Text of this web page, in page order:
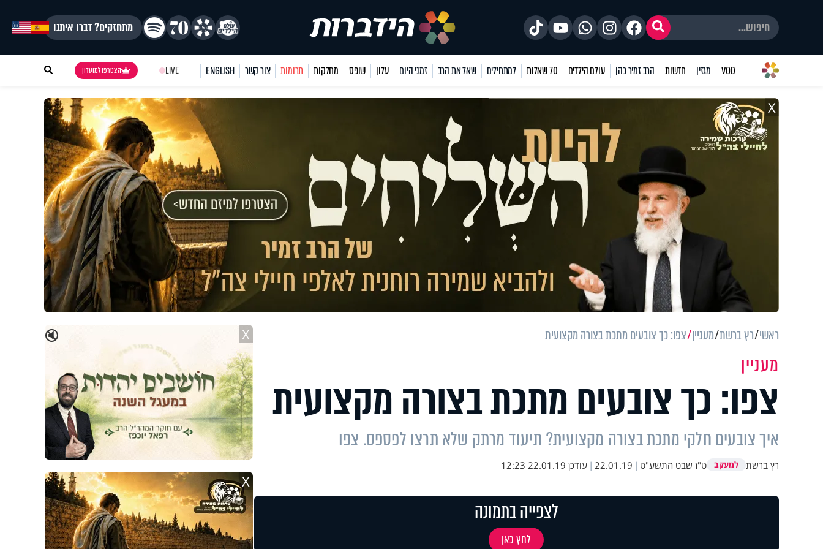
מתחזקים? דברו איתנו
VOD מגזין חדשות הרב זמיר כהן עולם הילדים 70 שאלות למתחילים שאל את הרב זמני היום עלון שופס מחלקות תרומות צור קשר ENGLISH
LIVE הצטרפו למועדון
X
ראשי רץ ברשת מעניין צפו: כך צובעים מתכת בצורה מקצועית
מעניין
צפו: כך צובעים מתכת בצורה מקצועית
איך צובעים חלקי מתכת בצורה מקצועית? תיעוד מרתק שלא תרצו לפספס. צפו
רץ ברשת למעקב ט"ז שבט התשע"ט |
22.01.19
| עודכן 22.01.19 12:23
לצפייה בתמונה
לחץ כאן
🔇 X
X